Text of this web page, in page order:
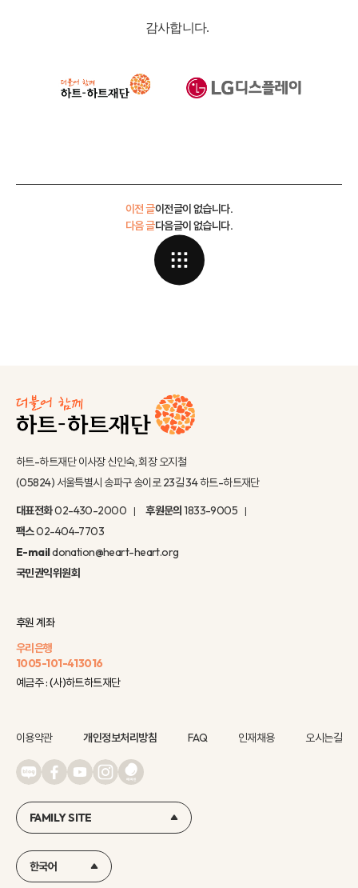
감사합니다.
이전 글이전글이 없습니다.
다음글이 없습니다.
다음 글
하트-하트재단 이사장 신인숙, 회장 오지철
(05824) 서울특별시 송파구 송이로 23길 34 하트-하트재단
대표전화02-430-2000 후원문의1833-9005
팩스02-404-7703
E-maildonation@heart-heart.org
국민권익위원회
후원 계좌
우리은행
1005-101-413016
예금주 : (사)하트하트재단
이용약관 개인정보처리방침 FAQ 인재채용 오시는길
FAMILY SITE
한국어